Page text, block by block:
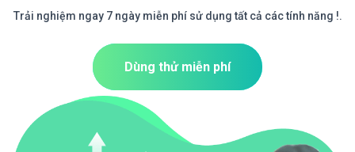
Trải nghiệm ngay 7 ngày miễn phí sử dụng tất cả các tính năng !.
Dùng thử miễn phí